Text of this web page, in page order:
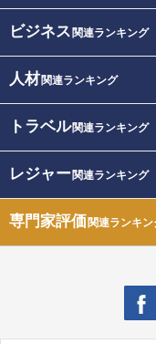
ビジネス 関連ランキング
人材関連ランキング
トラベル関連ランキング
レジャー関連ランキング
専門家評価関連ランキン